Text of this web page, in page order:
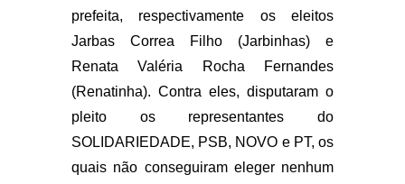
prefeita, respectivamente os eleitos
Jarbas Correa Filho (Jarbinhas) e
Renata Valéria Rocha Fernandes
(Renatinha). Contra eles, disputaram o
pleito os representantes do
SOLIDARIEDADE, PSB, NOVO e PT, os
quais não conseguiram eleger nenhum